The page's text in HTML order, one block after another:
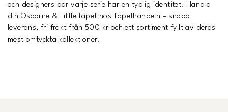
och designers där varje serie har en tydlig identitet. Handla
din Osborne & Little tapet hos Tapethandeln – snabb
leverans, fri frakt från 500 kr och ett sortiment fyllt av deras
mest omtyckta kollektioner.